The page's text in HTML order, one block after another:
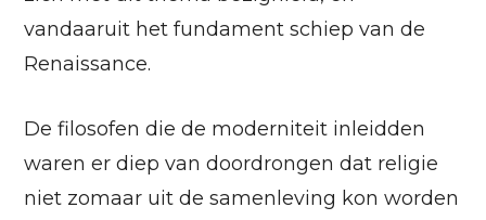
vandaaruit het fundament schiep van de
Renaissance.
De filosofen die de moderniteit inleidden
waren er diep van doordrongen dat religie
niet zomaar uit de samenleving kon worden